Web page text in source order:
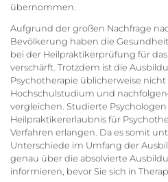
übernommen.
Aufgrund der großen Nachfrage
Bevölkerung haben die
bei der Heilpraktikerprüfung für
verschärft. Trotzdem ist die
Psychotherapie üblicherweise
Hochschulstudium und
vergleichen. Studierte
Heilpraktikererlaubnis für
Verfahren erlangen. Da es somit
Unterschiede im Umfang der
genau über die absolvierte
informieren, bevor Sie sich in